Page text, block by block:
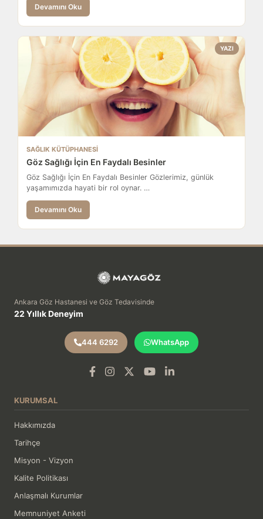
Devamını Oku
YAZI
SAĞLIK KÜTÜPHANESI
Göz Sağlığı İçin En Faydalı Besinler
Göz Sağlığı İçin En Faydalı Besinler Gözlerimiz, günlük
yaşamımızda hayati bir rol oynar. …
Devamını Oku
Ankara Göz Hastanesi ve Göz Tedavisinde
22 Yıllık Deneyim
444 6292 WhatsApp
KURUMSAL
Hakkımızda
Tarihçe
Misyon - Vizyon
Kalite Politikası
Anlaşmalı Kurumlar
Memnuniyet Anketi